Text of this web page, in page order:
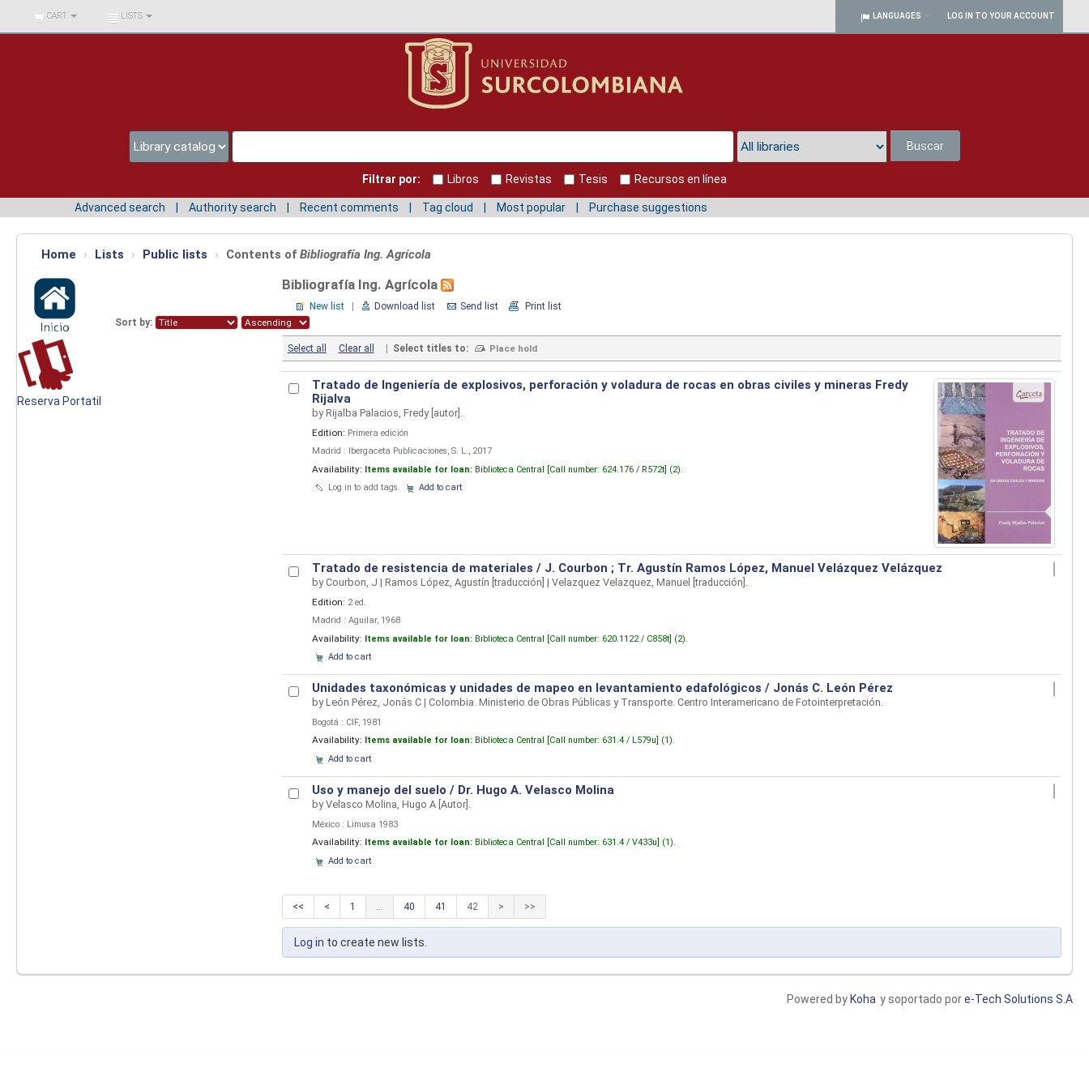
BIBLIOTECA UNIV.
SURCOLOMBIANA
CART LISTS LANGUAGES LOG IN TO YOUR ACCOUNT
Buscar
Filtrar por: Libros Revistas Tesis Recursos en línea
Advanced search Authority search Recent comments Tag cloud Most popular Purchase suggestions
Home › Lists › Public lists › Contents of Bibliografía Ing. Agrícola
Reserva Portatil
Bibliografía Ing. Agrícola
New list | Download list Send list
Print list
Sort by:
Select all Clear all Select titles to: Place hold
Tratado de Ingeniería de explosivos, perforación y voladura de rocas en obras civiles y mineras Fredy
Rijalva
by Rijalba Palacios, Fredy[autor] .
Edition: Primera edición
Madrid : Ibergaceta Publicaciones, S. L., 2017
Availability: Items available for loan: Biblioteca Central [Call number: 624.176 / R572t] (2).
Log in to add tags.
Add to cart
Tratado de resistencia de materiales / J. Courbon ; Tr. Agustín Ramos López, Manuel Velázquez Velázquez
by Courbon, J | Ramos López, Agustín [traducción] | Velazquez Velazquez, Manuel [traducción] .
Edition: 2 ed.
Madrid : Aguilar, 1968
Availability: Items available for loan: Biblioteca Central [Call number: 620.1122 / C858t] (2).
Add to cart
Unidades taxonómicas y unidades de mapeo en levantamiento edafológicos / Jonás C. León Pérez
by León Pérez, Jonás C| Colombia. Ministerio de Obras Públicas y Transporte. Centro Interamericano de Fotointerpretación.
Bogotá : CIF, 1981
Availability: Items available for loan: Biblioteca Central [ Call number: 631.4 / L579u] (1).
Add to cart
Uso y manejo del suelo / Dr. Hugo A. Velasco Molina
by Velasco Molina, Hugo A[Autor] .
México : Limusa 1983
Availability: Items available for loan: Biblioteca Central [ Call number: 631.4 / V433u] (1).
Add to cart
<< < 1 ... 40 41 42 > >>
Log in to create new lists.
y soportado pore-Tech Solutions S.A
Powered by Koha